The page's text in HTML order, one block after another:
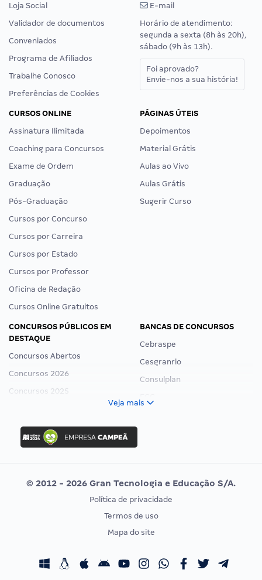
Loja Social
Validador de documentos
Conveniados
Programa de Afiliados
Trabalhe Conosco
Preferências de Cookies
E-mail
Horário de atendimento:
segunda a sexta (8h às 20h),
sábado (9h às 13h).
Foi aprovado?
Envie-nos a sua história!
CURSOS ONLINE
Assinatura Ilimitada
Coaching para Concursos
Exame de Ordem
Graduação
Pós-Graduação
Cursos por Concurso
Cursos por Carreira
Cursos por Estado
Cursos por Professor
Oficina de Redação
Cursos Online Gratuitos
PÁGINAS ÚTEIS
Depoimentos
Material Grátis
Aulas ao Vivo
Aulas Grátis
Sugerir Curso
CONCURSOS PÚBLICOS EM
DESTAQUE
Concursos Abertos
Concursos 2026
Concursos 2025
Concurso Ibama
Concurso MPU
Editais publicados
BANCAS DE CONCURSOS
Cebraspe
Cesgranrio
Consulplan
Vunesp
CONCURSOS POR PROFISSÃO
Concursos Fiscais
EXAME DE ORDEM
Calendário OAB
Veja mais
© 2012 - 2026 Gran Tecnologia e Educação S/A.
Política de privacidade
Termos de uso
Mapa do site